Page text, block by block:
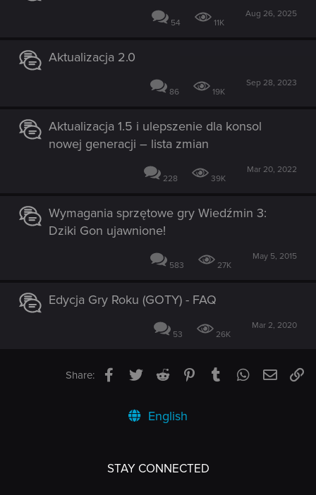
54 11K
Aug 26, 2025
Aktualizacja 2.0
86 19K
Sep 28, 2023
Aktualizacja 1.5 i ulepszenie dla konsol
nowej generacji – lista zmian
228 39K
Mar 20, 2022
Wymagania sprzętowe gry Wiedźmin 3:
Dziki Gon ujawnione!
583 27K
May 5, 2015
Edycja Gry Roku (GOTY) - FAQ
53 26K
Mar 2, 2020
Share: Facebook
TwitterReddit PinterestTumblrWhatsApp
Email
English
STAY CONNECTED